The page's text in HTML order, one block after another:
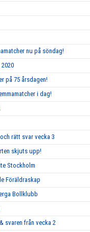
nu på söndag!
på 75 årsdagen!
i dag!
rätt svar vecka 3
skjuts upp!
Stockholm
Föräldraskap
Bollklubb
svaren från vecka 2